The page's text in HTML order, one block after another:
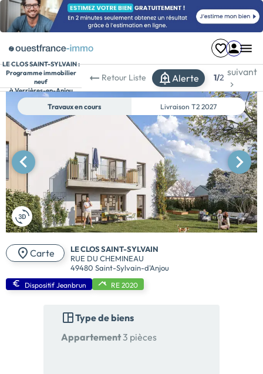
LE CLOS SAINT-SYLVAIN :
Programme immobilier
neuf
à Verrières-en-Anjou
Retour Liste Alerte 1/2
suivant
Travaux en cours Livraison T2 2027
Carte
LE CLOS SAINT-SYLVAIN
RUE DU CHEMINEAU
49480 Saint-Sylvain-d'Anjou
Dispositif Jeanbrun RE 2020
Type de biens
Appartement3 pièces